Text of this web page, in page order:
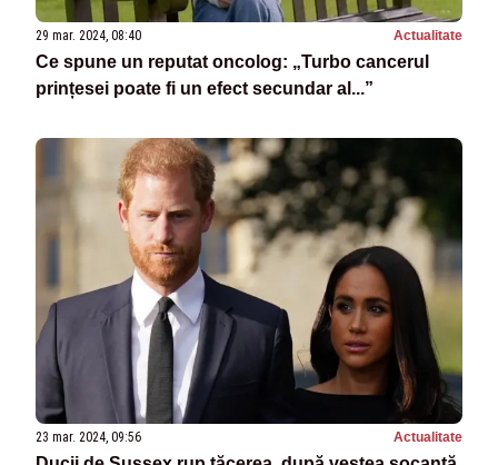
29 mar. 2024, 08:40 Actualitate
Ce spune un reputat oncolog: „Turbo cancerul
prințesei poate fi un efect secundar al...”
23 mar. 2024, 09:56 Actualitate